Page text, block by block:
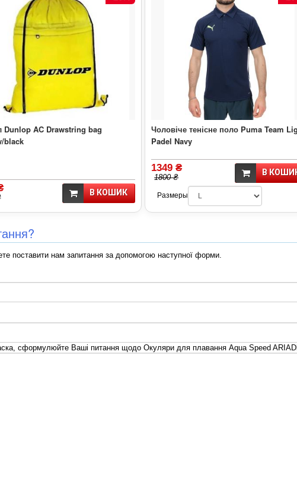
Dunlop AC Drawstring bag
black
В КОШИК
Чоловіче тенісне поло Puma Team
Padel Navy
1349 ₴
1800 ₴
В
Размеры
поставити нам запитання за допомогою наступної форми.
сформулюйте Ваші питання щодо Окуляри для плавання Aqua Speed